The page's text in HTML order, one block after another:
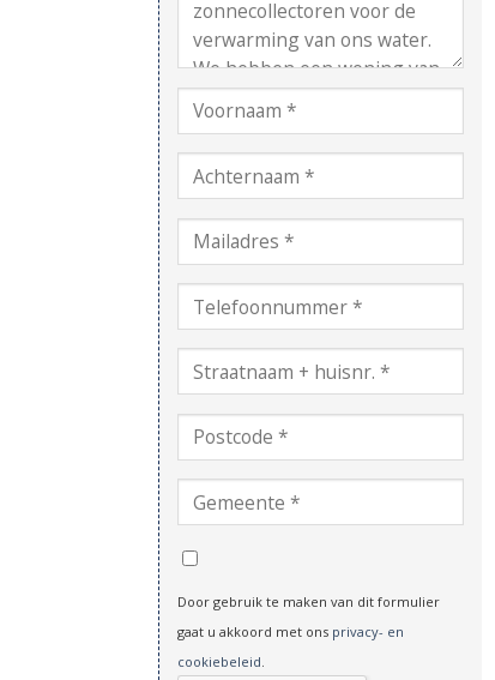
Door gebruik te maken van dit formulier
gaat u akkoord met ons privacy- en
cookiebeleid